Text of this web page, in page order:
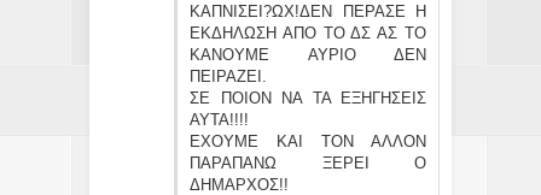
ΚΑΠΝΙΣΕΙ?ΩΧ!ΔΕΝ ΠΕΡΑΣΕ Η
ΕΚΔΗΛΩΣΗ ΑΠΟ ΤΟ ΔΣ ΑΣ ΤΟ
ΚΑΝΟΥΜΕ ΑΥΡΙΟ ΔΕΝ
ΠΕΙΡΑΖΕΙ.
ΣΕ ΠΟΙΟΝ ΝΑ ΤΑ ΕΞΗΓΗΣΕΙΣ
ΑΥΤΑ!!!!
ΕΧΟΥΜΕ ΚΑΙ ΤΟΝ ΑΛΛΟΝ
ΠΑΡΑΠΑΝΩ ΞΕΡΕΙ Ο
ΔΗΜΑΡΧΟΣ!!